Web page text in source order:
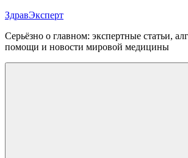
Перейти
содержимому
ЗдравЭксперт
Серьёзно о главном: экспертные статьи,
помощи и новости мировой медицины